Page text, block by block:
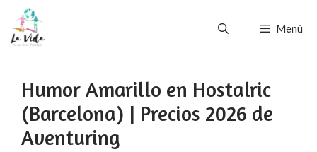
Saltar
Menú
Humor Amarillo en Hostalric
(Barcelona) | Precios 2026 de
Aventuring